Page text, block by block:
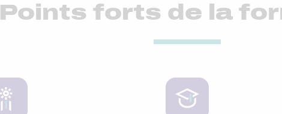
Points forts de la